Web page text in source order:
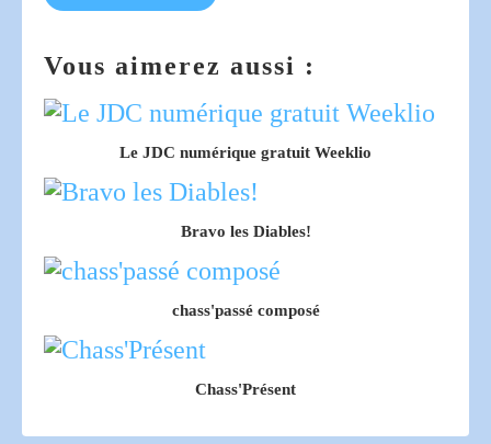
Vous aimerez aussi :
Le JDC numérique gratuit Weeklio
Bravo les Diables!
chass'passé composé
Chass'Présent